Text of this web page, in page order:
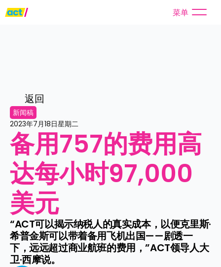
菜单
返回
新闻稿
2023年7月18日星期二
备用757的费用高
达每小时97,000
美元
“ACT可以揭示纳税人的真实成本，以便克里斯·
希普金斯可以带着备用飞机出国——剧透一
下，远远超过商业航班的费用，”ACT领导人大
卫·西摩说。